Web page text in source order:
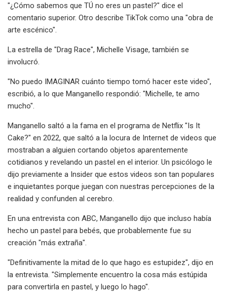
"¿Cómo sabemos que TÚ no eres un pastel?" dice el
comentario superior. Otro describe TikTok como una "obra de
arte escénico".
La estrella de "Drag Race", Michelle Visage, también se
involucró.
"No puedo IMAGINAR cuánto tiempo tomó hacer este video",
escribió, a lo que Manganello respondió: "Michelle, te amo
mucho".
Manganello saltó a la fama en el programa de Netflix "Is It
Cake?" en 2022, que saltó a la locura de Internet de videos que
mostraban a alguien cortando objetos aparentemente
cotidianos y revelando un pastel en el interior. Un psicólogo le
dijo previamente a Insider que estos videos son tan populares
e inquietantes porque juegan con nuestras percepciones de la
realidad y confunden al cerebro.
En una entrevista con ABC, Manganello dijo que incluso había
hecho un pastel para bebés, que probablemente fue su
creación "más extraña".
"Definitivamente la mitad de lo que hago es estupidez", dijo en
la entrevista. "Simplemente encuentro la cosa más estúpida
para convertirla en pastel, y luego lo hago".